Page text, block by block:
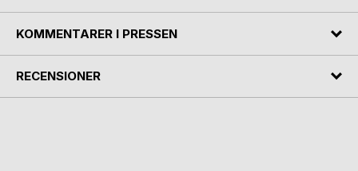
KOMMENTARER I PRESSEN
RECENSIONER